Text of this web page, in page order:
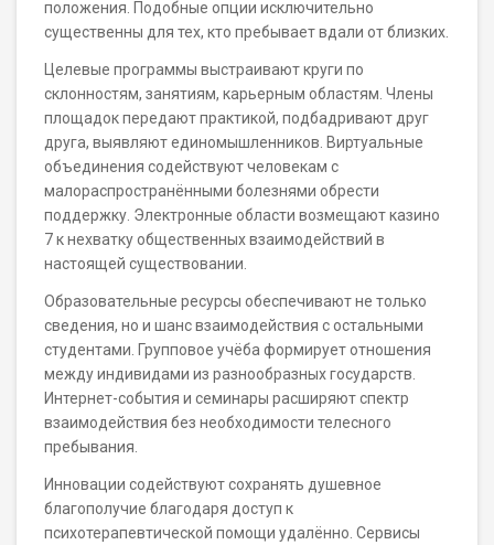
положения. Подобные опции исключительно
существенны для тех, кто пребывает вдали от близких.
Целевые программы выстраивают круги по
склонностям, занятиям, карьерным областям. Члены
площадок передают практикой, подбадривают друг
друга, выявляют единомышленников. Виртуальные
объединения содействуют человекам с
малораспространёнными болезнями обрести
поддержку. Электронные области возмещают казино
7 к нехватку общественных взаимодействий в
настоящей существовании.
Образовательные ресурсы обеспечивают не только
сведения, но и шанс взаимодействия с остальными
студентами. Групповое учёба формирует отношения
между индивидами из разнообразных государств.
Интернет-события и семинары расширяют спектр
взаимодействия без необходимости телесного
пребывания.
Инновации содействуют сохранять душевное
благополучие благодаря доступ к
психотерапевтической помощи удалённо. Сервисы